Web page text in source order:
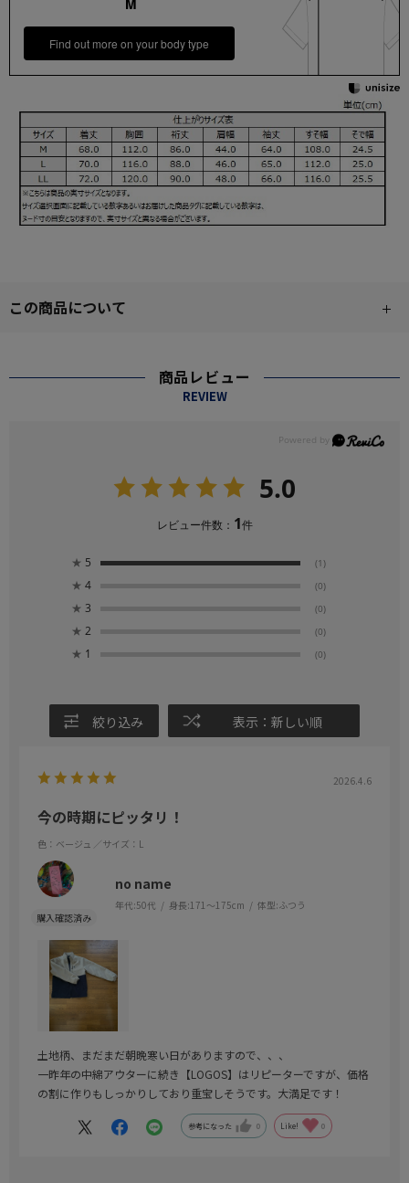
Find out more on your body type
この商品について
商品レビュー
REVIEW
5.0
レビュー件数： 1件
★ 5 (1)
★ 4 (0)
★ 3 (0)
★ 2 (0)
★ 1 (0)
絞り込み 表示：新しい順
2026.4.6
今の時期にピッタリ！
色：ベージュ ／サイズ：L
no name
年代:50代 身長:171～175cm 体型:ふつう
土地柄、まだまだ朝晩寒い日がありますので、、、
一昨年の中綿アウターに続き【LOGOS】はリピーターですが、価格
の割に作りもしっかりしており重宝しそうです。大満足です！
参考になった 0 Like! 0